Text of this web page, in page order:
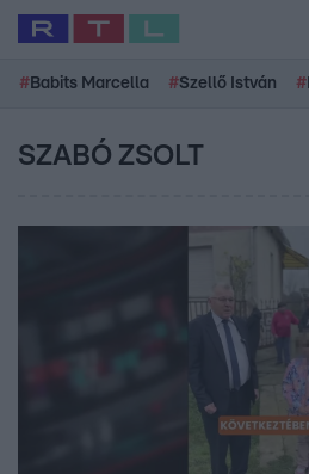
# Babits Marcella #Szellő István #
SZABÓ ZSOLT